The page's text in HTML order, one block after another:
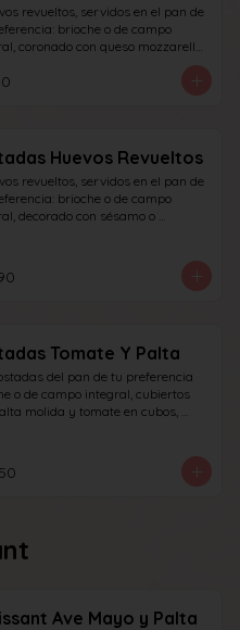
revueltos, servidos en el pan de
brioche o de campo
coronado con queso mozzarella
decorado con sésamo o cibullete.
Huevos Revueltos
revueltos, servidos en el pan de
brioche o de campo
decorado con sésamo o
Tomate Y Palta
del pan de tu preferencia
o de campo integral, cubiertos
molida y tomate en cubos,
Ave Mayo y Palta